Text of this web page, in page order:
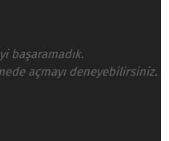
başaramadık.
açmayı deneyebilirsiniz.